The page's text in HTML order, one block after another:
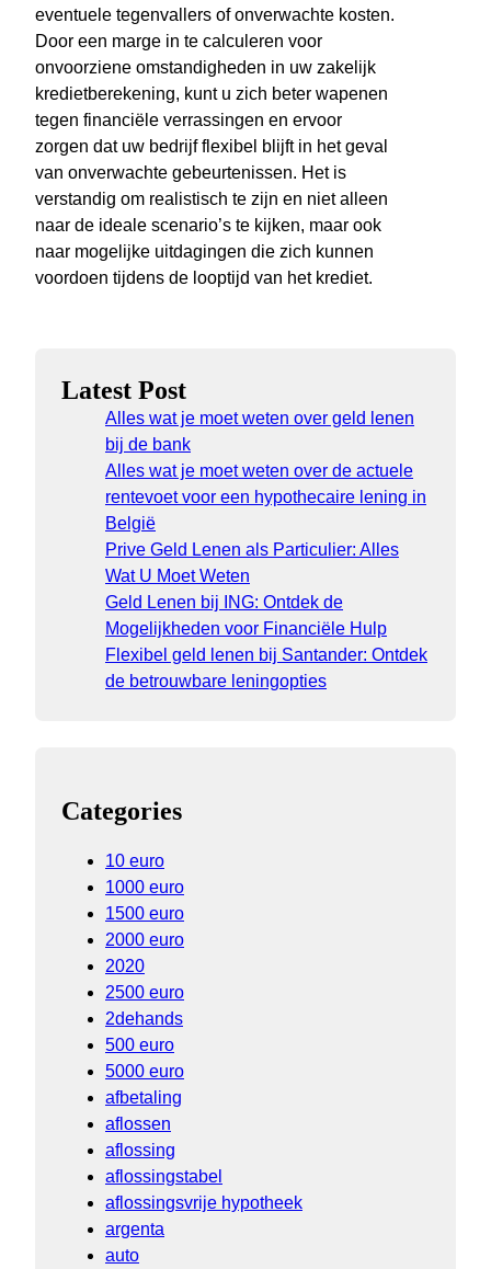
eventuele tegenvallers of onverwachte kosten.
Door een marge in te calculeren voor
onvoorziene omstandigheden in uw zakelijk
kredietberekening, kunt u zich beter wapenen
tegen financiële verrassingen en ervoor
zorgen dat uw bedrijf flexibel blijft in het geval
van onverwachte gebeurtenissen. Het is
verstandig om realistisch te zijn en niet alleen
naar de ideale scenario’s te kijken, maar ook
naar mogelijke uitdagingen die zich kunnen
voordoen tijdens de looptijd van het krediet.
Latest Post
Alles wat je moet weten over geld lenen
bij de bank
Alles wat je moet weten over de actuele
rentevoet voor een hypothecaire lening in
België
Prive Geld Lenen als Particulier: Alles
Wat U Moet Weten
Geld Lenen bij ING: Ontdek de
Mogelijkheden voor Financiële Hulp
Flexibel geld lenen bij Santander: Ontdek
de betrouwbare leningopties
Categories
10 euro
1000 euro
1500 euro
2000 euro
2020
2500 euro
2dehands
500 euro
5000 euro
afbetaling
aflossen
aflossing
aflossingstabel
aflossingsvrije hypotheek
argenta
auto